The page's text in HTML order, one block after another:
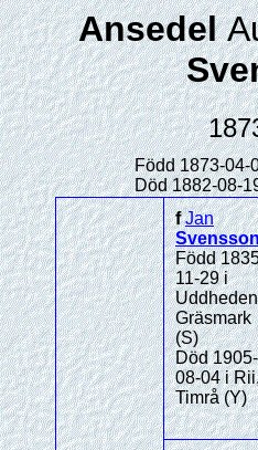
Ansedel
Född 1873-04-
Död 1882-08-
fJan
Född
11-29 i
Gräsmark
(S)
Död 1905-
08-04 i
Timrå (Y)